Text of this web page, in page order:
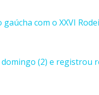
com o XXVI
(2) e registrou